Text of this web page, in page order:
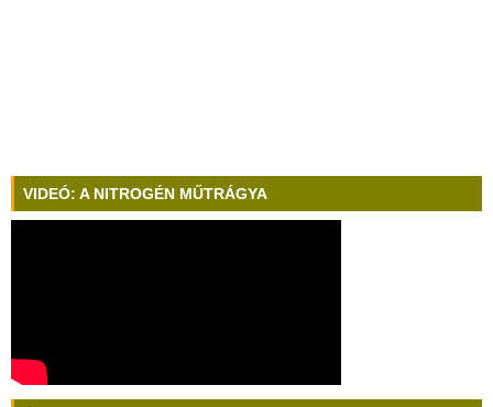
VIDEÓ: A NITROGÉN MŰTRÁGYA